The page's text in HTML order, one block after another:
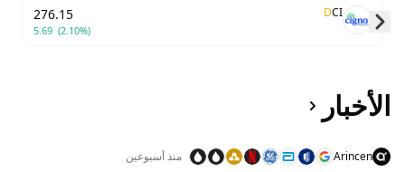
CI
D
276.15
5.69 (2.10%)
الأخبار
Arincen منذ أسبوعين